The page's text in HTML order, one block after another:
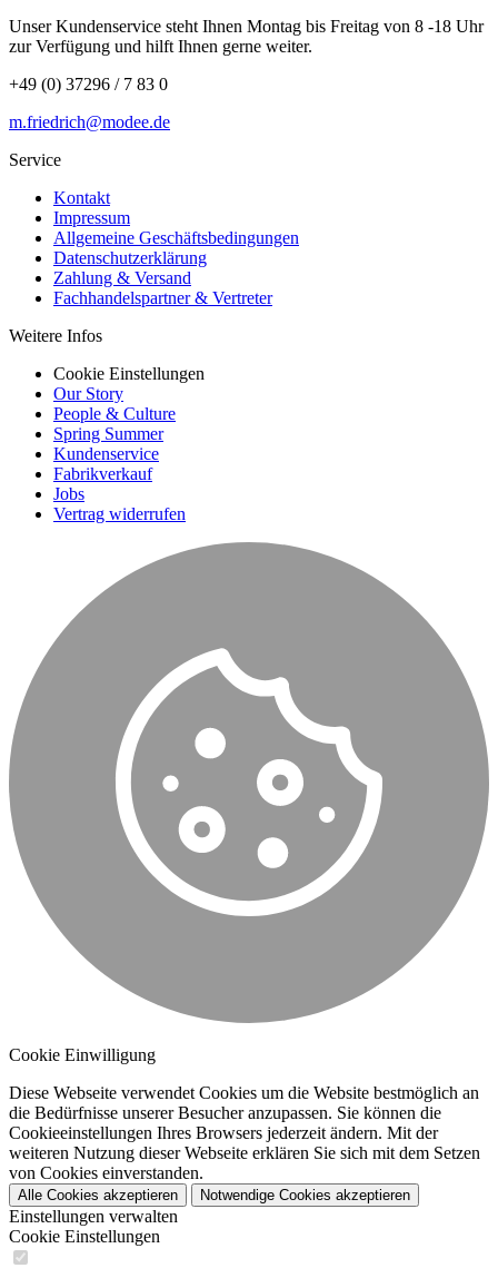
Unser Kundenservice steht Ihnen Montag bis Freitag von 8 -18 Uhr
zur Verfügung und hilft Ihnen gerne weiter.
+49 (0) 37296 / 7 83 0
m.friedrich@modee.de
Service
Kontakt
Impressum
Allgemeine Geschäftsbedingungen
Datenschutzerklärung
Zahlung & Versand
Fachhandelspartner & Vertreter
Weitere Infos
Cookie Einstellungen
Our Story
People & Culture
Spring Summer
Kundenservice
Fabrikverkauf
Jobs
Vertrag widerrufen
Cookie Einwilligung
Diese Webseite verwendet Cookies um die Website bestmöglich an
die Bedürfnisse unserer Besucher anzupassen. Sie können die
Cookieeinstellungen Ihres Browsers jederzeit ändern. Mit der
weiteren Nutzung dieser Webseite erklären Sie sich mit dem Setzen
von Cookies einverstanden.
Alle Cookies akzeptieren Notwendige Cookies akzeptieren
Einstellungen verwalten
Cookie Einstellungen